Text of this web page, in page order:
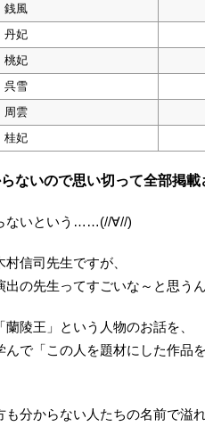
銭風
丹妃
桃妃
呉雪
周雲
桂妃
ないので思い切って全部掲
ないという……(//∀//)
信司先生ですが、
の先生ってすごいな～と思う
陵王」という人物のお話を、
んで「この人を題材にした作品
も分からない人たちの名前で溢